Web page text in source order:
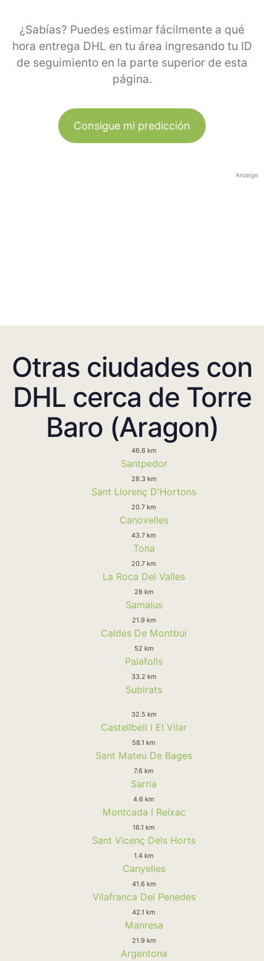
¿Sabías? Puedes estimar fácilmente a qué
hora entrega DHL en tu área ingresando tu ID
de seguimiento en la parte superior de esta
página.
Consigue mi predicción
Anzeige
Otras ciudades con
DHL cerca de Torre
Baro (Aragon)
46.6 km
Santpedor
28.3 km
Sant Llorenç D'Hortons
20.7 km
Canovelles
43.7 km
Tona
20.7 km
La Roca Del Valles
28 km
Samalus
21.9 km
Caldes De Montbui
52 km
Palafolls
33.2 km
Subirats
32.5 km
Castellbell I El Vilar
58.1 km
Sant Mateu De Bages
7.6 km
Sarria
4.6 km
Montcada I Reixac
16.1 km
Sant Vicenç Dels Horts
1.4 km
Canyelles
41.6 km
Vilafranca Del Penedes
42.1 km
Manresa
21.9 km
Argentona